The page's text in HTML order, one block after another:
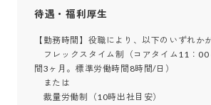
待遇・福利厚生
【勤務時間】役職により、以下のいずれか
フレックスタイム制（コアタイム11：
間3ヶ月。標準労働時間8時間/日）
または
裁量労働制（10時出社目安）